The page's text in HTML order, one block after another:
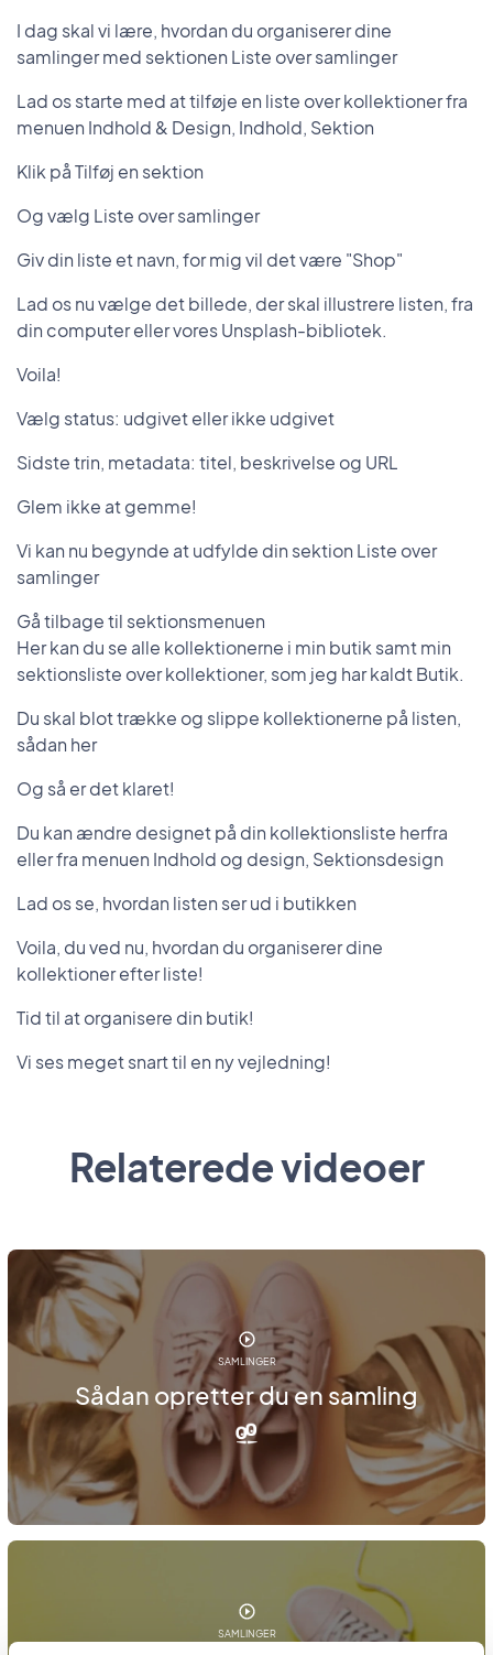
I dag skal vi lære, hvordan du organiserer dine
samlinger med sektionen Liste over samlinger
Lad os starte med at tilføje en liste over kollektioner fra
menuen Indhold & Design, Indhold, Sektion
Klik på Tilføj en sektion
Og vælg Liste over samlinger
Giv din liste et navn, for mig vil det være "Shop"
Lad os nu vælge det billede, der skal illustrere listen, fra
din computer eller vores Unsplash-bibliotek.
Voila!
Vælg status: udgivet eller ikke udgivet
Sidste trin, metadata: titel, beskrivelse og URL
Glem ikke at gemme!
Vi kan nu begynde at udfylde din sektion Liste over
samlinger
Gå tilbage til sektionsmenuen
Her kan du se alle kollektionerne i min butik samt min
sektionsliste over kollektioner, som jeg har kaldt Butik.
Du skal blot trække og slippe kollektionerne på listen,
sådan her
Og så er det klaret!
Du kan ændre designet på din kollektionsliste herfra
eller fra menuen Indhold og design, Sektionsdesign
Lad os se, hvordan listen ser ud i butikken
Voila, du ved nu, hvordan du organiserer dine
kollektioner efter liste!
Tid til at organisere din butik!
Vi ses meget snart til en ny vejledning!
Relaterede videoer
SAMLINGER
Sådan opretter du en samling
SAMLINGER